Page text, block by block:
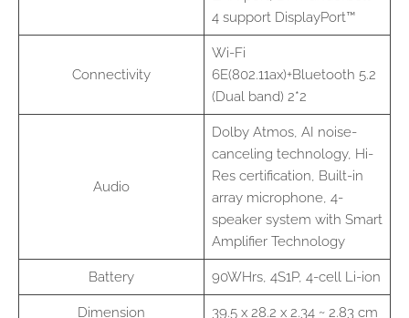
4 support DisplayPort™
Connectivity
Wi-Fi
6E(802.11ax)+Bluetooth 5.2
(Dual band) 2*2
Audio
Dolby Atmos, AI noise-
canceling technology, Hi-
Res certification, Built-in
array microphone, 4-
speaker system with Smart
Amplifier Technology
Battery 90WHrs, 4S1P, 4-cell Li-ion
Dimension 39.5 x 28.2 x 2.34 ~ 2.83 cm